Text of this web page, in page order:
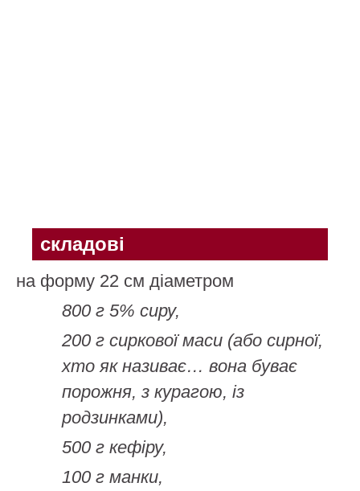
складові
на форму 22 см діаметром
800 г 5% сиру,
200 г сиркової маси (або сирної,
хто як називає… вона буває
порожня, з курагою, із
родзинками),
500 г кефіру,
100 г манки,